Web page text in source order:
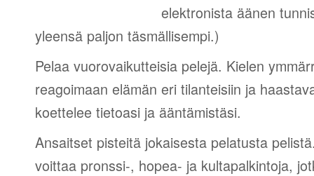
elektronista äänen
yleensä paljon täsmällisempi.)
Pelaa vuorovaikutteisia pelejä. Kielen
reagoimaan elämän eri tilanteisiin ja
koettelee tietoasi ja ääntämistäsi.
Ansaitset pisteitä jokaisesta pelatusta
voittaa pronssi-, hopea- ja kultapalkintoja,